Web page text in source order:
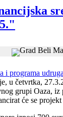
i programa
u četvrtka,
grupi Oaza, iz
će se